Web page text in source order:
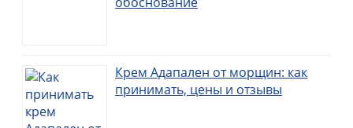
Крем Адапален от морщин: как
принимать, цены и отзывы